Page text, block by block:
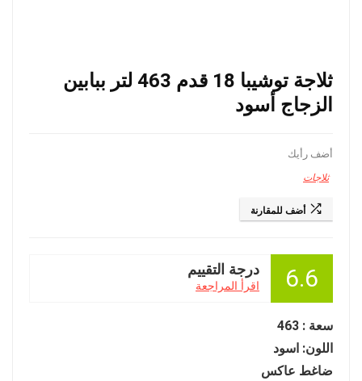
ثلاجة توشيبا 18 قدم 463 لتر ببابين
الزجاج أسود
أضف رأيك
ثلاجات
أضف للمقارنة
6.6 درجة التقييم
اقرأ المراجعة
سعة : 463
اللون: اسود
ضاغط عاكس